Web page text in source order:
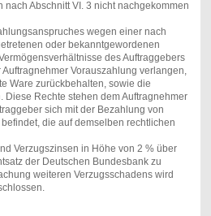
nach Abschnitt VI. 3 nicht nachgekommen
wegen einer nach
oder bekanntgewordenen
des Auftraggebers
Vorauszahlung verlangen,
Ware zurückbehalten, sowie die
Diese Rechte stehen dem Auftragnehmer
sich mit der Bezahlung von
die auf demselben rechtlichen
Verzugszinsen in Höhe von 2 % über
der Deutschen Bundesbank zu
weiteren Verzugsschadens wird